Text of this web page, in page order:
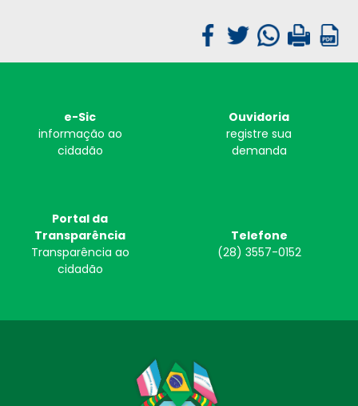
e-Sic
informação ao
cidadão
Ouvidoria
registre sua
demanda
Portal da
Transparência
Transparência ao
cidadão
Telefone
(28) 3557-0152